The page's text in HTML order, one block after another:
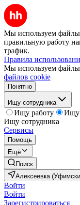
Мы используем файлы
правильную работу
трафик.
Правила
Мы используем файлы
файлов cookie
Понятно
Ищу сотрудника
Ищу работу
Ищу
Ищу сотрудника
Сервисы
Помощь
Ещё
Поиск
Алексеевка
Войти
Войти
Зарегистрироваться